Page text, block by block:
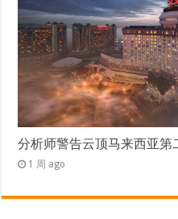
分析师警告云顶马来西亚第
1 周 ago